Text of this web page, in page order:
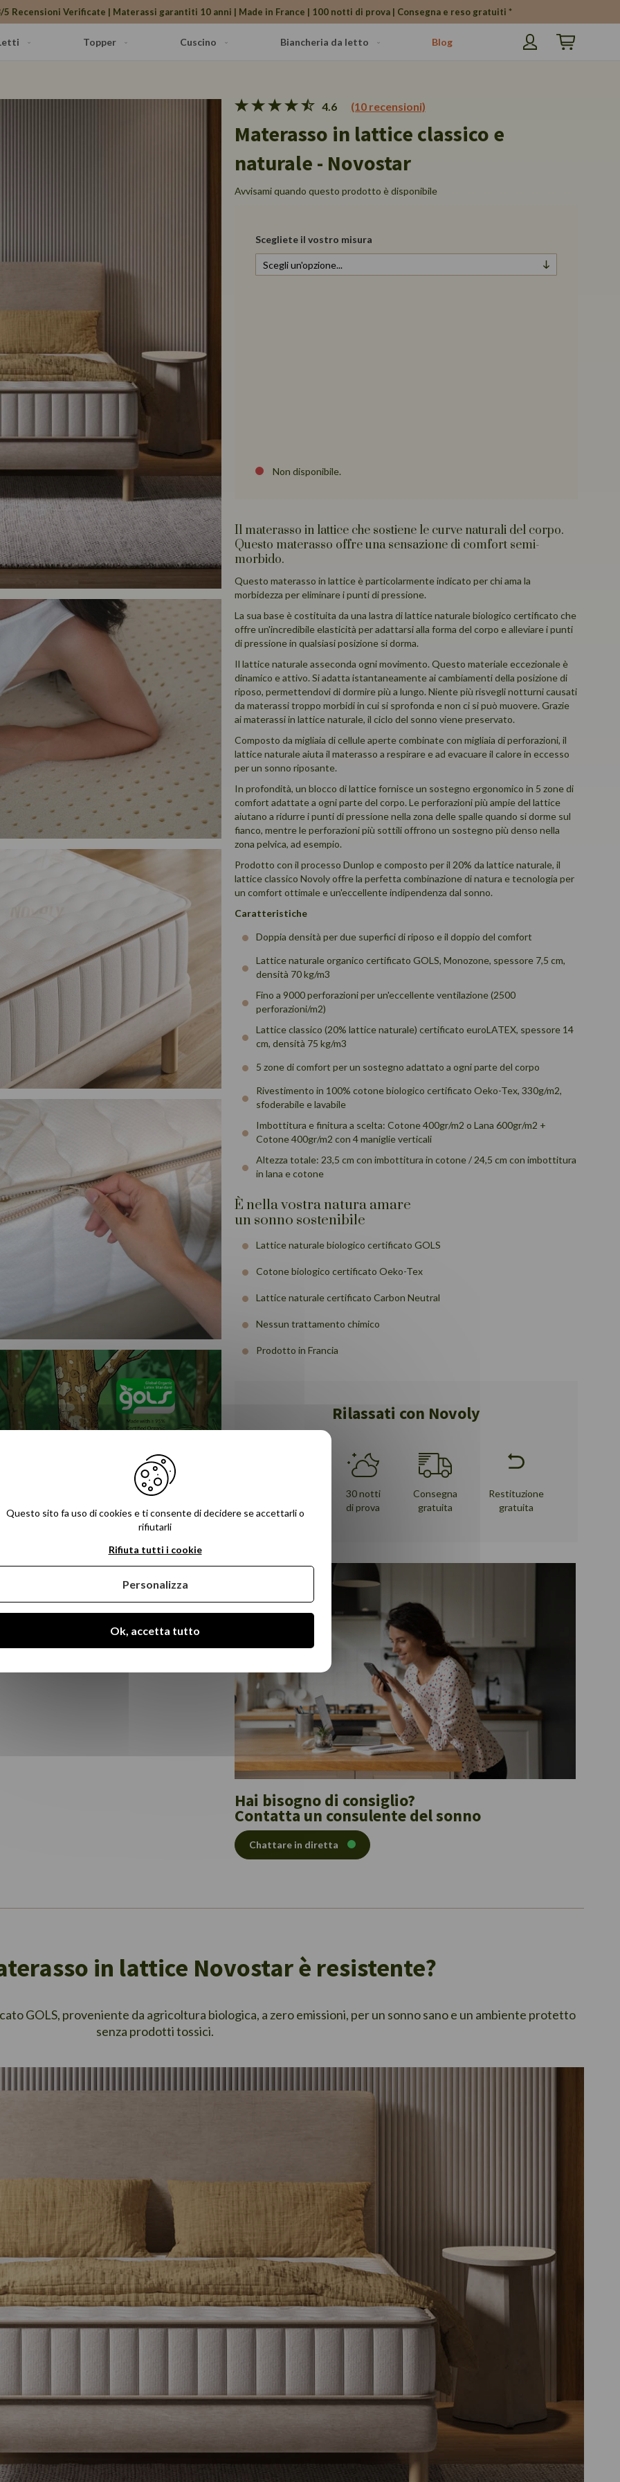
5 Recensioni Verificate | Materassi garantiti 10 anni | Made in France | 100 notti di prova | Consegna e reso gratuiti *
Topper Cuscino Biancheria da letto Blog Carrello
4.6 (10 recensioni)
Materasso in lattice classico e
naturale - Novostar
Avvisami quando questo prodotto è disponibile
Scegliete il vostro misura
Non disponibile.
Il materasso in lattice che sostiene le curve naturali del corpo.
Questo materasso offre una sensazione di comfort semi-
morbido.
Questo materasso in lattice è particolarmente indicato per chi ama la
morbidezza per eliminare i punti di pressione.
La sua base è costituita da una lastra di lattice naturale biologico certificato che
offre un'incredibile elasticità per adattarsi alla forma del corpo e alleviare i punti
di pressione in qualsiasi posizione si dorma.
Il lattice naturale asseconda ogni movimento. Questo materiale eccezionale è
dinamico e attivo. Si adatta istantaneamente ai cambiamenti della posizione di
riposo, permettendovi di dormire più a lungo. Niente più risvegli notturni causati
da materassi troppo morbidi in cui si sprofonda e non ci si può muovere. Grazie
ai materassi in lattice naturale, il ciclo del sonno viene preservato.
Composto da migliaia di cellule aperte combinate con migliaia di perforazioni, il
lattice naturale aiuta il materasso a respirare e ad evacuare il calore in eccesso
per un sonno riposante.
In profondità, un blocco di lattice fornisce un sostegno ergonomico in 5 zone di
comfort adattate a ogni parte del corpo. Le perforazioni più ampie del lattice
aiutano a ridurre i punti di pressione nella zona delle spalle quando si dorme sul
fianco, mentre le perforazioni più sottili offrono un sostegno più denso nella
zona pelvica, ad esempio.
Prodotto con il processo Dunlop e composto per il 20% da lattice naturale, il
lattice classico Novoly offre la perfetta combinazione di natura e tecnologia per
un comfort ottimale e un'eccellente indipendenza dal sonno.
Caratteristiche
Doppia densità per due superfici di riposo e il doppio del comfort
Lattice naturale organico certificato GOLS, Monozone, spessore 7,5 cm,
densità 70 kg/m3
Fino a 9000 perforazioni per un'eccellente ventilazione (2500
perforazioni/m2)
Lattice classico (20% lattice naturale) certificato euroLATEX, spessore 14
cm, densità 75 kg/m3
5 zone di comfort per un sostegno adattato a ogni parte del corpo
Rivestimento in 100% cotone biologico certificato Oeko-Tex, 330g/m2,
sfoderabile e lavabile
Imbottitura e finitura a scelta: Cotone 400gr/m2 o Lana 600gr/m2 +
Cotone 400gr/m2 con 4 maniglie verticali
Altezza totale: 23,5 cm con imbottitura in cotone / 24,5 cm con imbottitura
in lana e cotone
È nella vostra natura amare
un sonno sostenibile
Lattice naturale biologico certificato GOLS
Cotone biologico certificato Oeko-Tex
Lattice naturale certificato Carbon Neutral
Nessun trattamento chimico
Prodotto in Francia
Rilassati con Novoly
10 anni
30 notti
di prova
Consegna
gratuita
Restituzione
gratuita
Hai bisogno di consiglio?
Contatta un consulente del sonno
Chattare in diretta
in lattice Novostar è resistente?
GOLS, proveniente da agricoltura biologica, a zero emissioni, per un sonno sano e un ambiente protetto
senza prodotti tossici.
Questo sito fa uso di cookies e ti consente di decidere se accettarli o
rifiutarli
Ok, accetta tutto
Rifiuta tutti i cookie
Personalizza